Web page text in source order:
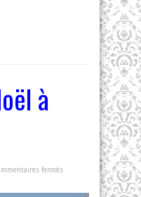
à
fermés
Noël